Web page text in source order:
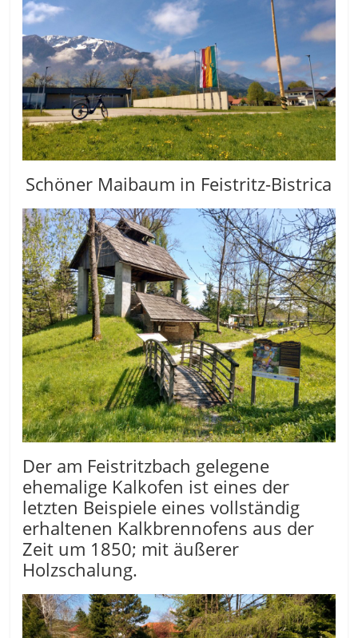
Schöner Maibaum in Feistritz-Bistrica
Der am Feistritzbach gelegene
ehemalige Kalkofen ist eines der
letzten Beispiele eines vollständig
erhaltenen Kalkbrennofens aus der
Zeit um 1850; mit äußerer
Holzschalung.